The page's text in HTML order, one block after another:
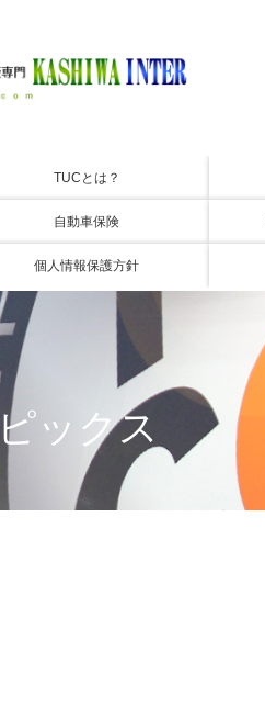
TUCとは？
自動車保険
個人情報保護方針
ックス